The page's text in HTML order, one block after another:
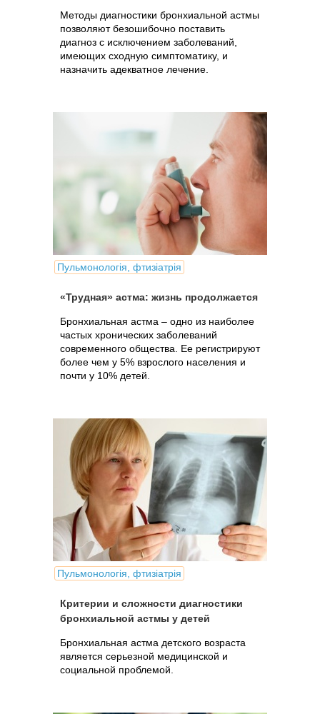
Методы диагностики бронхиальной астмы
позволяют безошибочно поставить
диагноз с исключением заболеваний,
имеющих сходную симптоматику, и
назначить адекватное лечение.
Пульмонологія, фтизіатрія
«Трудная» астма: жизнь продолжается
Бронхиальная астма – одно из наиболее
частых хронических заболеваний
современного общества. Ее регистрируют
более чем у 5% взрослого населения и
почти у 10% детей.
Пульмонологія, фтизіатрія
Критерии и сложности диагностики
бронхиальной астмы у детей
Бронхиальная астма детского возраста
является серьезной медицинской и
социальной проблемой.